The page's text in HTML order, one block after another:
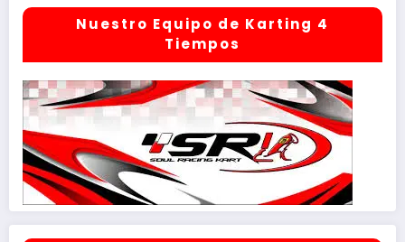
Nuestro Equipo de Karting 4
Tiempos